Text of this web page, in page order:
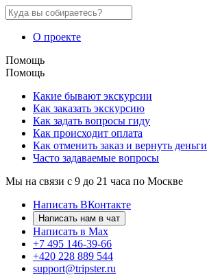
О проекте
Помощь
Помощь
Какие бывают экскурсии
Как заказать экскурсию
Как задать вопросы гиду
Как происходит оплата
Как отменить заказ и вернуть деньги
Часто задаваемые вопросы
Мы на связи с 9 до 21 часа по Москве
Написать ВКонтакте
Написать нам в чат
Написать в Max
+7 495 146-39-66
+420 228 889 544
support@tripster.ru